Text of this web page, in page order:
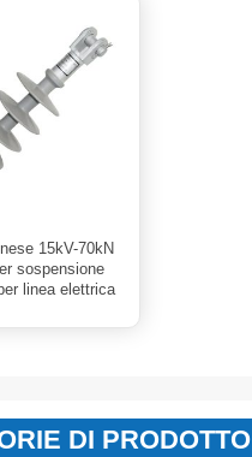
15kV-70kN
sospensione
linea elettrica
DI PRODOTTO